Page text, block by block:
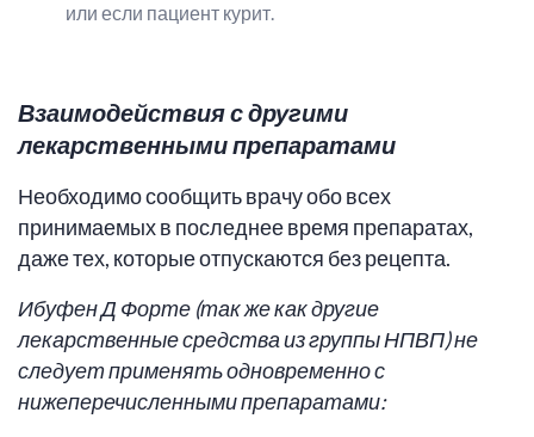
или если пациент курит.
Взаимодействия с другими
лекарственными препаратами
Необходимо сообщить врачу обо всех
принимаемых в последнее время препаратах,
даже тех, которые отпускаются без рецепта.
ИбуфенД Форте (так же как другие
лекарственные средства из группы НПВП) не
следует применять одновременно с
нижеперечисленными препаратами: